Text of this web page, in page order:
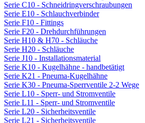
Serie C10 - Schneidringverschraubungen
Serie E10 - Schlauchverbinder
Serie F10 - Fittings
Serie F20 - Drehdurchführungen
Serie H10 & H70 - Schläuche
Serie H20 - Schläuche
Serie J10 - Installationsmaterial
Serie K10 - Kugelhähne - handbetätigt
Serie K21 - Pneuma-Kugelhähne
Serie K30 - Pneuma-Sperrventile 2-2 Wege
Serie L10 - Sperr- und Stromventile
Serie L11 - Sperr- und Stromventile
Serie L20 - Sicherheitsventile
Serie L21 - Sicherheitsventile